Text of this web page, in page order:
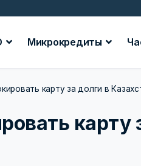
Микрокредиты
карту за долги в
карту